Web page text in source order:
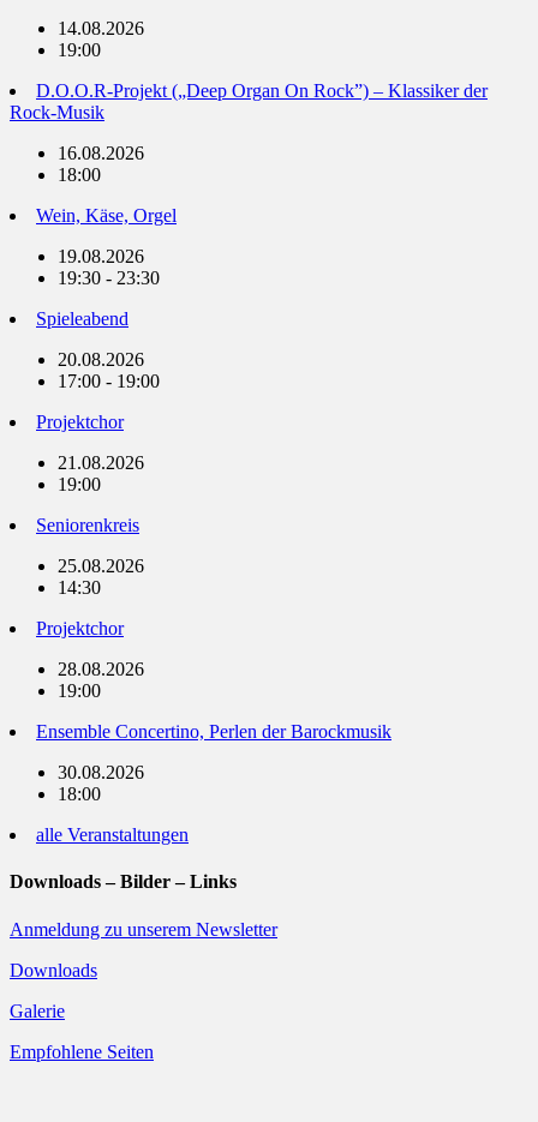
14.08.2026
19:00
D.O.O.R-Projekt („Deep Organ On Rock”) – Klassiker der
Rock-Musik
16.08.2026
18:00
Wein, Käse, Orgel
19.08.2026
19:30 - 23:30
Spieleabend
20.08.2026
17:00 - 19:00
Projektchor
21.08.2026
19:00
Seniorenkreis
25.08.2026
14:30
Projektchor
28.08.2026
19:00
Ensemble Concertino, Perlen der Barockmusik
30.08.2026
18:00
alle Veranstaltungen
Downloads – Bilder – Links
Anmeldung zu unserem Newsletter
Downloads
Galerie
Empfohlene Seiten